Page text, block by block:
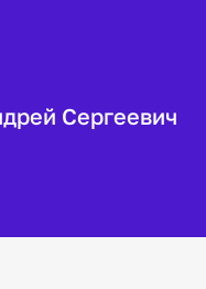
Сергеевич